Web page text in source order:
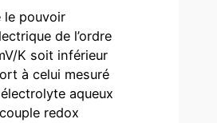
le pouvoir
de l’ordre
K soit inférieur
à celui mesuré
aqueux
redox